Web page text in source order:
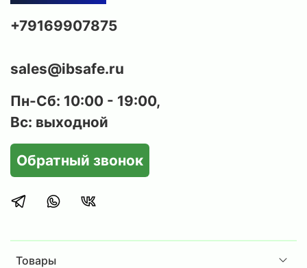
Товары
+79169907875
sales@ibsafe.ru
Пн-Сб: 10:00 - 19:00,
Вс: выходной
Обратный звонок